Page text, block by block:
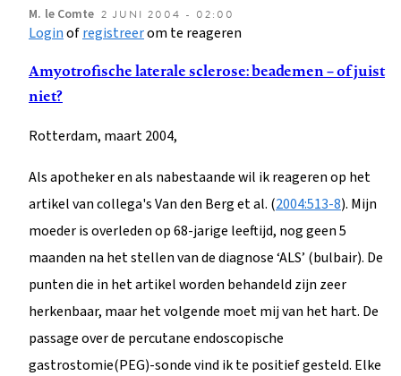
M. le Comte 2 JUNI 2004 - 02:00
Loginofregistreerom te reageren
Amyotrofische laterale sclerose: beademen – of juist
niet?
Rotterdam, maart 2004,
Als apotheker en als nabestaande wil ik reageren op het
artikel van collega's Van den Berg et al. (2004:513-8). Mijn
moeder is overleden op 68-jarige leeftijd, nog geen 5
maanden na het stellen van de diagnose ‘ALS’ (bulbair). De
punten die in het artikel worden behandeld zijn zeer
herkenbaar, maar het volgende moet mij van het hart. De
passage over de percutane endoscopische
gastrostomie(PEG)-sonde vind ik te positief gesteld. Elke